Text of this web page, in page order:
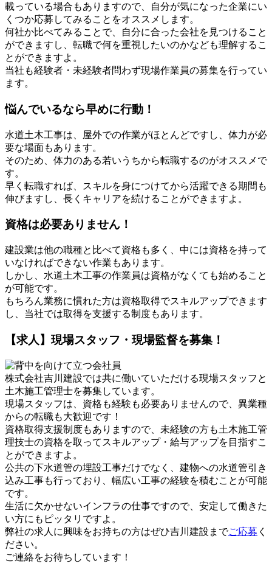
載っている場合もありますので、自分が気になった企業にい
くつか応募してみることをオススメします。
何社か比べてみることで、自分に合った会社を見つけること
ができますし、転職で何を重視したいのかなども理解するこ
とができますよ。
当社も経験者・未経験者問わず現場作業員の募集を行ってい
ます。
悩んでいるなら早めに行動！
水道土木工事は、屋外での作業がほとんどですし、体力が必
要な場面もあります。
そのため、体力のある若いうちから転職するのがオススメで
す。
早く転職すれば、スキルを身につけてから活躍できる期間も
伸びますし、長くキャリアを続けることができますよ。
資格は必要ありません！
建設業は他の職種と比べて資格も多く、中には資格を持って
いなければできない作業もあります。
しかし、水道土木工事の作業員は資格がなくても始めること
が可能です。
もちろん業務に慣れた方は資格取得でスキルアップできます
し、当社では取得を支援する制度もあります。
【求人】現場スタッフ・現場監督を募集！
株式会社吉川建設では共に働いていただける現場スタッフと
土木施工管理士を募集しています。
現場スタッフは、資格も経験も必要ありませんので、異業種
からの転職も大歓迎です！
資格取得支援制度もありますので、未経験の方も土木施工管
理技士の資格を取ってスキルアップ・給与アップを目指すこ
とができますよ。
公共の下水道管の埋設工事だけでなく、建物への水道管引き
込み工事も行っており、幅広い工事の経験を積むことが可能
です。
生活に欠かせないインフラの仕事ですので、安定して働きた
い方にもピッタリですよ。
弊社の求人に興味をお持ちの方はぜひ吉川建設までご応募 く
ださい。
ご連絡をお待ちしています！